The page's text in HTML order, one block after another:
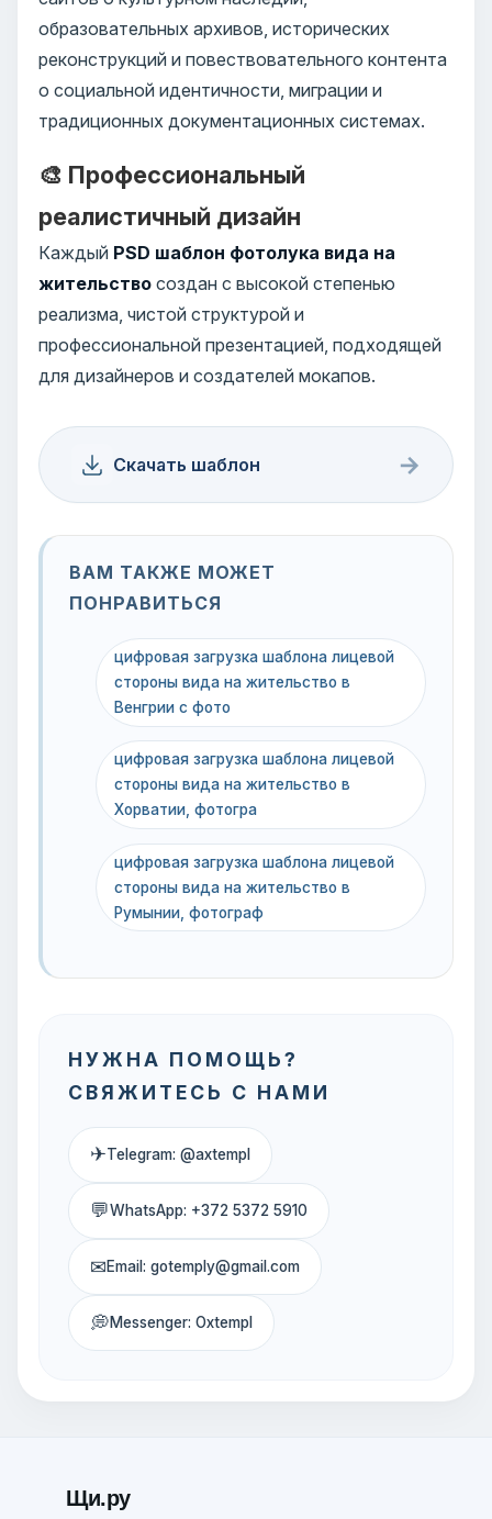
образовательных архивов, исторических
реконструкций и повествовательного контента
о социальной идентичности, миграции и
традиционных документационных системах.
🎨 Профессиональный
реалистичный дизайн
Каждый PSD шаблон фотолука вида на
жительство создан с высокой степенью
реализма, чистой структурой и
профессиональной презентацией, подходящей
для дизайнеров и создателей мокапов.
Скачать шаблон →
ВАМ ТАКЖЕ МОЖЕТ
ПОНРАВИТЬСЯ
цифровая загрузка шаблона лицевой
стороны вида на жительство в
Венгрии с фото
цифровая загрузка шаблона лицевой
стороны вида на жительство в
Хорватии, фотогра
цифровая загрузка шаблона лицевой
стороны вида на жительство в
Румынии, фотограф
НУЖНА ПОМОЩЬ?
СВЯЖИТЕСЬ С НАМИ
✈Telegram: @axtempl
💬WhatsApp: +372 5372 5910
✉Email: gotemply@gmail.com
💭Messenger: Oxtempl
Щи.ру